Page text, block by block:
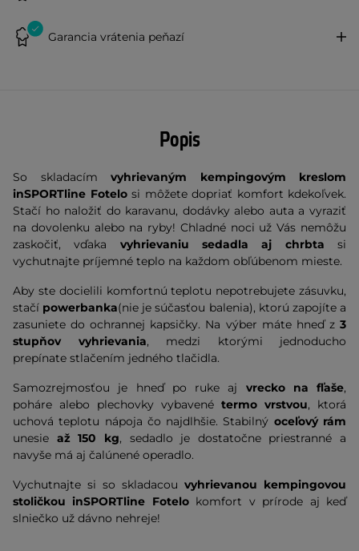
Garancia vrátenia peňazí
Popis
So skladacím vyhrievaným kempingovým kreslom
inSPORTline Fotelosi môžete dopriať komfort kdekoľvek.
Stačí ho naložiť do karavanu, dodávky alebo auta a vyraziť
na dovolenku alebo na ryby! Chladné noci už Vás nemôžu
zaskočiť, vďaka vyhrievaniu sedadla aj chrbta si
vychutnajte príjemné teplo na každom obľúbenom mieste.
Aby ste docielili komfortnú teplotu nepotrebujete zásuvku,
stačí powerbanka(nie je súčasťou balenia), ktorú zapojíte a
zasuniete do ochrannej kapsičky. Na výber máte hneď z 3
stupňov vyhrievania, medzi ktorými jednoducho
prepínate stlačením jedného tlačidla.
Samozrejmosťou je hneď po ruke aj vrecko na fľaše,
poháre alebo plechovky vybavené termo vrstvou, ktorá
uchová teplotu nápoja čo najdlhšie. Stabilný oceľový rám
unesie až 150 kg, sedadlo je dostatočne priestranné a
navyše má aj čalúnené operadlo.
Vychutnajte si so skladacou vyhrievanou kempingovou
stoličkou inSPORTline Fotelokomfort v prírode aj keď
slniečko už dávno nehreje!